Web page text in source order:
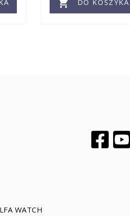
 DO KOSZYKA
WATCH